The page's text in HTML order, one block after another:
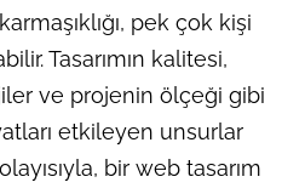
pek çok kişi
Tasarımın kalitesi,
ve projenin ölçeği gibi
etkileyen unsurlar
bir web tasarım